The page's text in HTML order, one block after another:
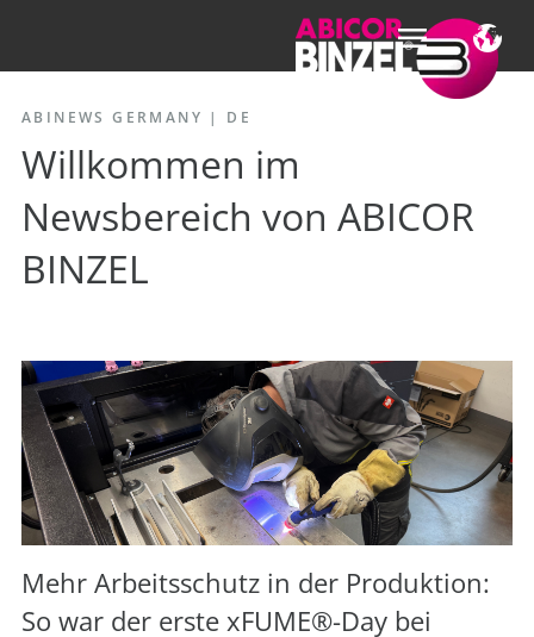
ABINEWS GERMANY | DE
Willkommen im
Newsbereich von ABICOR
BINZEL
Mehr Arbeitsschutz in der Produktion:
So war der erste xFUME®-Day bei